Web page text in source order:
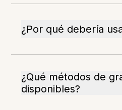
¿Por qué debería
¿Qué métodos de
disponibles?